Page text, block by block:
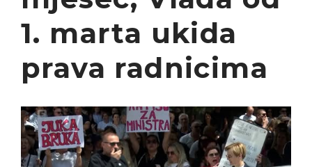
Radnici Nove željezare
Zenica najavljuju štrajk:
„Sve ili ništa“
Uspon revizionizma i novi
talas ekstremne desnice
Industrijski slom kao
sistemska kriza: Nova
Ljubija, Željezara Zenica i
1. marta ukida
prava radnicima